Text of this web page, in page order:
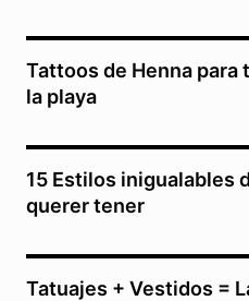
Tattoos de Henna para
la playa
15 Estilos inigualables
querer tener
Tatuajes + Vestidos =